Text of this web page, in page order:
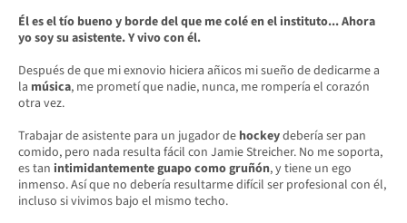
Él es el tío bueno y borde del que me colé en el instituto... Ahora
yo soy su asistente. Y vivo con él.
Después de que mi exnovio hiciera añicos mi sueño de dedicarme a
la música, me prometí que nadie, nunca, me rompería el corazón
otra vez.
Trabajar de asistente para un jugador de hockeydebería ser pan
comido, pero nada resulta fácil con Jamie Streicher. No me soporta,
es tan intimidantemente guapo como gruñón, y tiene un ego
inmenso. Así que no debería resultarme difícil ser profesional con él,
incluso si vivimos bajo el mismo techo.